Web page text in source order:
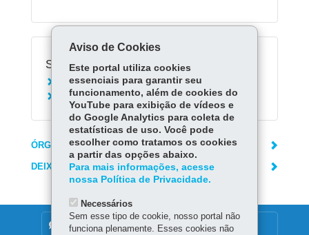
Serviços Relacionados:
Acessar o Aula Paraná
Acessar Escola Digital
ÓRGÃO RESPONSÁVEL
DEIXE SUA OPINIÃO
DENUNCIE CORRUPÇÃO
Aviso de Cookies
Este portal utiliza cookies
essenciais para garantir seu
funcionamento, além de cookies do
YouTube para exibição de vídeos e
do Google Analytics para coleta de
estatísticas de uso. Você pode
escolher como tratamos os cookies
a partir das opções abaixo.
Para mais informações, acesse
nossa Política de Privacidade.
Necessários
Sem esse tipo de cookie, nosso portal não
funciona plenamente. Esses cookies não